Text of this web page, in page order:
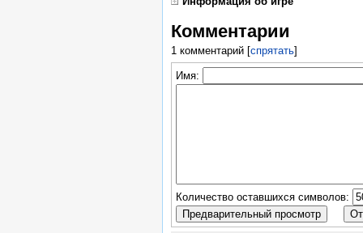
Комментарии
1 комментарий[спрятать]
Имя:
Количество оставшихся символов: